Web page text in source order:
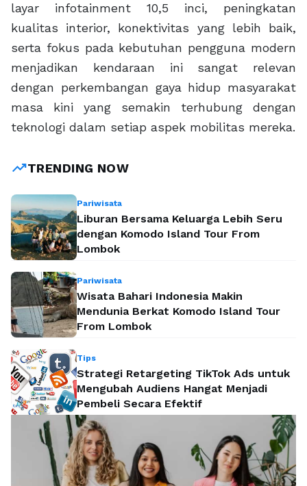
layar infotainment 10,5 inci, peningkatan
kualitas interior, konektivitas yang lebih baik,
serta fokus pada kebutuhan pengguna modern
menjadikan kendaraan ini sangat relevan
dengan perkembangan gaya hidup masyarakat
masa kini yang semakin terhubung dengan
teknologi dalam setiap aspek mobilitas mereka.
trending_upTRENDING NOW
Pariwisata
Liburan Bersama Keluarga Lebih Seru
dengan Komodo Island Tour From
Lombok
Pariwisata
Wisata Bahari Indonesia Makin
Mendunia Berkat Komodo Island Tour
From Lombok
Tips
Strategi Retargeting TikTok Ads untuk
Mengubah Audiens Hangat Menjadi
Pembeli Secara Efektif